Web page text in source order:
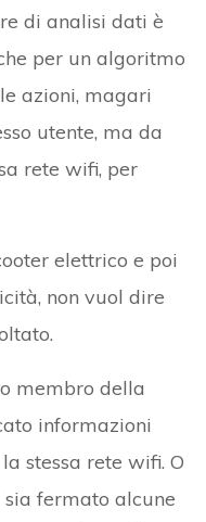
di analisi dati è
per un algoritmo
azioni, magari
utente, ma da
rete wifi, per
elettrico e poi
non vuol dire
membro della
informazioni
stessa rete wifi. O
fermato alcune